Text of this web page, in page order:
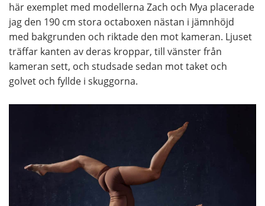
här exemplet med modellerna Zach och Mya placerade
jag den 190 cm stora octaboxen nästan i jämnhöjd
med bakgrunden och riktade den mot kameran. Ljuset
träffar kanten av deras kroppar, till vänster från
kameran sett, och studsade sedan mot taket och
golvet och fyllde i skuggorna.